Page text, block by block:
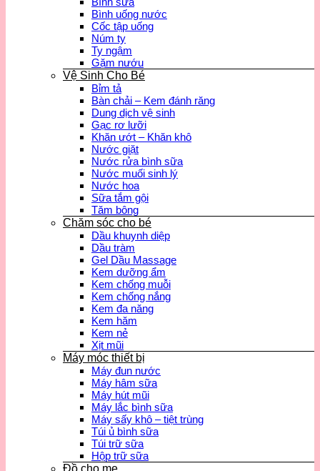
Bình uống nước
Cốc tập uống
Núm ty
Ty ngậm
Gặm nướu
Vệ Sinh Cho Bé
Bỉm tả
Bàn chải – Kem đánh răng
Dung dịch vệ sinh
Gạc rơ lưỡi
Khăn ướt – Khăn khô
Nước giặt
Nước rửa bình sữa
Nước muối sinh lý
Nước hoa
Sữa tắm gội
Tăm bông
Chăm sóc cho bé
Dầu khuynh diệp
Dầu tràm
Gel Dầu Massage
Kem dưỡng ẩm
Kem chống muỗi
Kem chống nắng
Kem đa năng
Kem hăm
Kem nẻ
Xịt mũi
Máy móc thiết bị
Máy đun nước
Máy hâm sữa
Máy hút mũi
Máy lắc bình sữa
Máy sấy khô – tiệt trùng
Túi ủ bình sữa
Túi trữ sữa
Hộp trữ sữa
Đồ cho mẹ